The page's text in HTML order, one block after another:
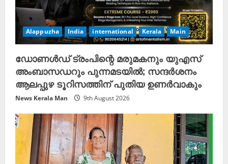
Alappuzha India international Kerala Main
ഡോണൾഡ് ട്രംപിന്റെ മരുമകനും യുഎസ്
അംബാസഡറും പുന്നമടയിൽ; സന്ദർശനം
ആലപ്പുഴ ടൂറിസത്തിന് പുതിയ ഉണർവാകും
News Kerala Man 9th August 2026